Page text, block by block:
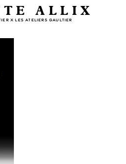
ALLIX
X LES ATELIERS GAULTIER